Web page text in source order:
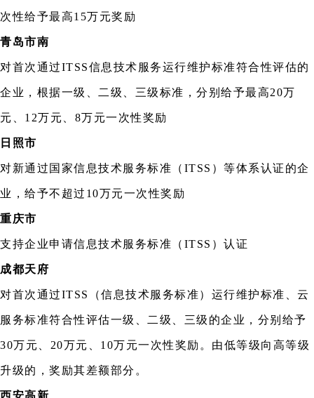
次性给予最高15万元奖励
青岛市南
对首次通过ITSS信息技术服务运行维护标准符合性评估的
企业，根据一级、二级、三级标准，分别给予最高20万
元、12万元、8万元一次性奖励
日照市
对新通过国家信息技术服务标准（ITSS）等体系认证的企
业，给予不超过10万元一次性奖励
重庆市
支持企业申请信息技术服务标准（ITSS）认证
成都天府
对首次通过ITSS（信息技术服务标准）运行维护标准、云
服务标准符合性评估一级、二级、三级的企业，分别给予
30万元、20万元、10万元一次性奖励。由低等级向高等级
升级的，奖励其差额部分。